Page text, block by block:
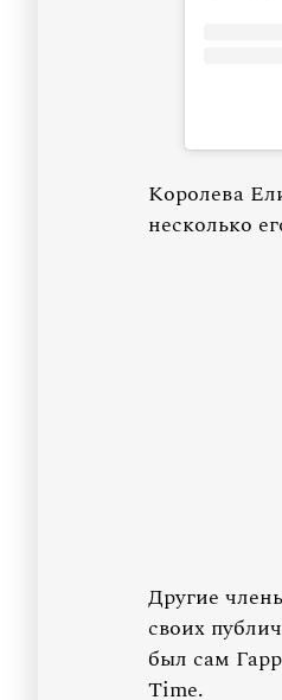
Королева
несколько
Другие
своих
был сам
Time.